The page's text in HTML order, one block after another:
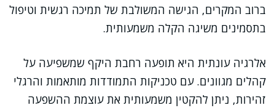
ברוב המקרים, הגישה המשולבת של תמיכה רגשית וטיפול
בתסמינים משיגה הקלה משמעותית.
אלרגיה עונתית היא תופעה רחבת היקף שמשפיעה על
קהלים מגוונים. עם טכניקות התמודדות מותאמות והרגלי
זהירות, ניתן להקטין משמעותית את עוצמת ההשפעה